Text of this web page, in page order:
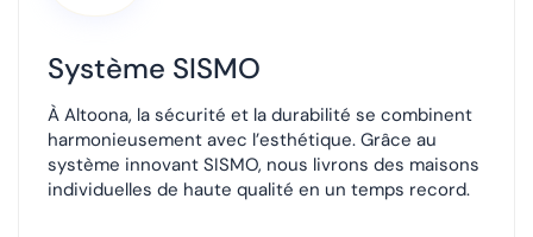
Système SISMO
À Altoona, la sécurité et la durabilité se combinent
harmonieusement avec l’esthétique. Grâce au
système innovant SISMO, nous livrons des maisons
individuelles de haute qualité en un temps record.